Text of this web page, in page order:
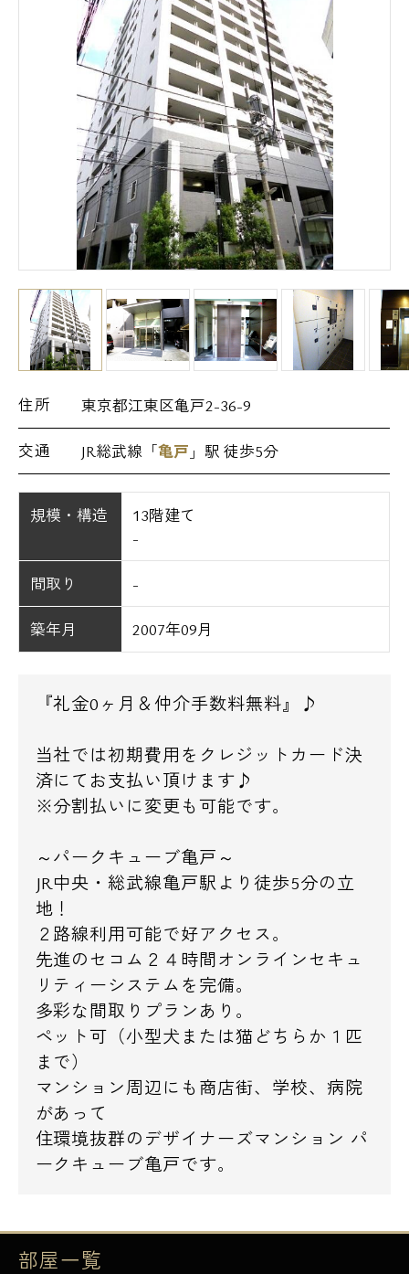
住所 東京都江東区亀戸2-36-9
交通 JR総武線「亀戸 」駅 徒歩5分
規模・構造
13階建て
-
間取り -
築年月 2007年09月
『礼金0ヶ月＆仲介手数料無料』♪
当社では初期費用をクレジットカード決
済にてお支払い頂けます♪
※分割払いに変更も可能です。
～パークキューブ亀戸～
JR中央・総武線亀戸駅より徒歩5分の立
地！
２路線利用可能で好アクセス。
先進のセコム２４時間オンラインセキュ
リティーシステムを完備。
多彩な間取りプランあり。
ペット可（小型犬または猫どちらか１匹
まで）
マンション周辺にも商店街、学校、病院
があって
住環境抜群のデザイナーズマンション パ
ークキューブ亀戸です。
部屋一覧